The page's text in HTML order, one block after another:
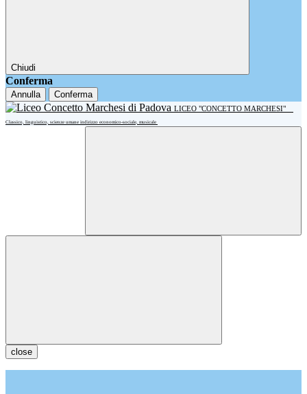
Chiudi
Conferma
Annulla Conferma
LICEO "CONCETTO MARCHESI"
Classico, linguistico, scienze umane indirizzo economico-sociale, musicale
close